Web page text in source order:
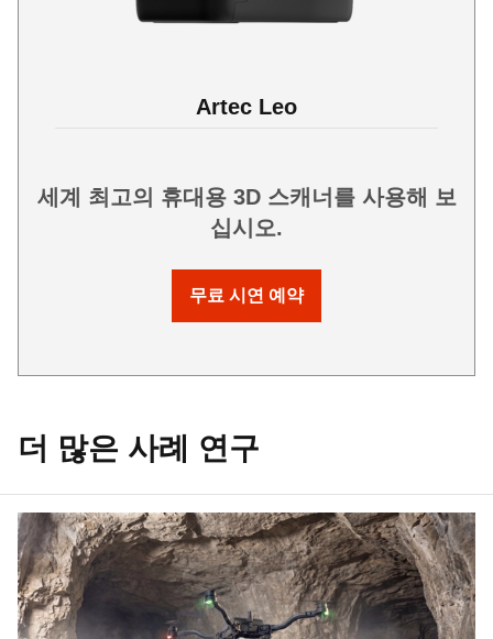
Artec Leo
세계 최고의 휴대용 3D 스캐너를 사용해 보
십시오.
무료 시연 예약
더 많은 사례 연구